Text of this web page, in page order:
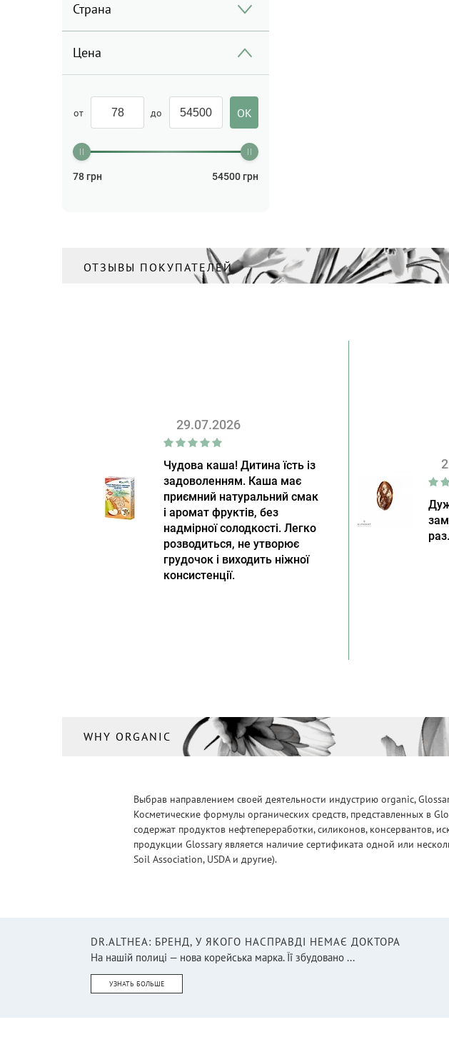
Страна
Цена
от до
78 грн 54500 грн
ОТЗЫВЫ ПОКУПАТЕЛЕЙ
29.07.2026
Чудова каша! Дитина їсть із
задоволенням. Каша має
приємний натуральний смак
і аромат фруктів, без
надмірної солодкості. Легко
розводиться, не утворює
грудочок і виходить ніжної
консистенції.
WHY ORGANIC
Выбрав направлением своей деятельности индустрию organic,
Косметические формулы органических средств, представленных в
содержат продуктов нефтепереработки, силиконов, консервантов,
продукции Glossary является наличие сертификата одной или
Soil Association, USDA и другие).
DR.ALTHEA: БРЕНД, У ЯКОГО НАСПРАВДІ НЕМАЄ ДОКТОРА
На нашій полиці — нова корейська марка. Її збудовано ...
УЗНАТЬ БОЛЬШЕ